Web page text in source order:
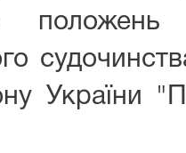
України